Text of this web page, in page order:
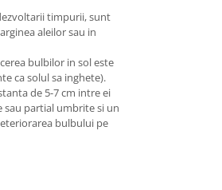
timpurii, sunt
aleilor sau in
bulbilor in sol este
ca solul sa inghete).
de 5-7 cm intre ei
sau partial umbrite si un
bulbului pe